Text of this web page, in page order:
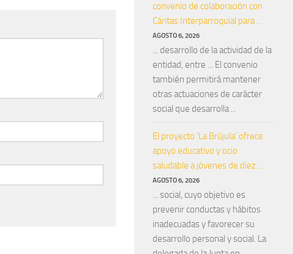
convenio de colaboración con
Cáritas Interparroquial para ...
AGOSTO 6, 2026
... desarrollo de la actividad de la
entidad, entre ... El convenio
también permitirá mantener
otras actuaciones de carácter
social que desarrolla ...
El proyecto 'La Brújula' ofrece
apoyo educativo y ocio
saludable a jóvenes de diez ...
AGOSTO 6, 2026
... social, cuyo objetivo es
prevenir conductas y hábitos
inadecuadas y favorecer su
desarrollo personal y social. La